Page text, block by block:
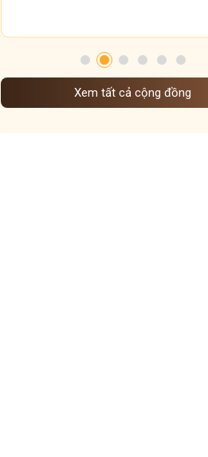
Viêm xoang cấp ở trẻ em Viêm xoang
Xem tất cả cộng đồng